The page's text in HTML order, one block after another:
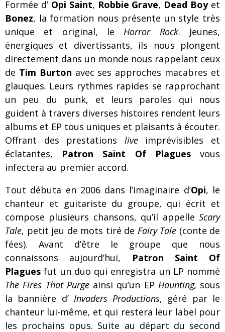
Death Note Silence - Collide and Collapse
Énorme succès pour Muse et ses shows au Québec
Formée d’ Opi Saint, Robbie Grave, Dead Boyet
Bonez, la formation nous présente un style très
unique et original, leHorror Rock. Jeunes,
énergiques et divertissants, ils nous plongent
directement dans un monde nous rappelant ceux
de Tim Burton avec ses approches macabres et
glauques. Leurs rythmes rapides se rapprochant
un peu du punk, et leurs paroles qui nous
guident à travers diverses histoires rendent leurs
albums et EP tous uniques et plaisants à écouter.
Offrant des prestations live imprévisibles et
éclatantes, Patron Saint Of Plaguesvous
infectera au premier accord.
Tout débuta en 2006 dans l’imaginaire d’Opi, le
chanteur et guitariste du groupe, qui écrit et
compose plusieurs chansons, qu’il appelle Scary
Tale, petit jeu de mots tiré de Fairy Tale (conte de
fées). Avant d’être le groupe que nous
connaissons aujourd’hui,
Patron Saint Of
Plagues fut un duo qui enregistra un LP nommé
The Fires That Purgeainsi qu’un EP Haunting, sous
la bannière d’ Invaders Productions, géré par le
chanteur lui-même, et qui restera leur label pour
les prochains opus. Suite au départ du second